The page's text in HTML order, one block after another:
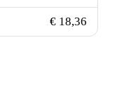
€ 18,36